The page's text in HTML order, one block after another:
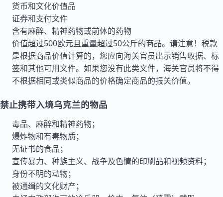
货币和文化价值品
证券和支付文件
含有麻醉、精神药物或前体的药物
价值超过500欧元且重量超过50公斤的商品。请注意！税款
是根据商品价值计算的，您应向海关官员出示销售收据、标
签和其他可用文件。如果您没有此类文件，海关官员将不得
不根据相同或类似商品的价格确定商品的报关价值。
禁止携带入境乌克兰的物品
毒品、麻醉和精神药物；
爆炸物和有毒物质；
无证书的食品；
宣传暴力、种族主义、战争及色情的印刷品和视频资料；
身份不明的动物；
被通缉的文化财产；